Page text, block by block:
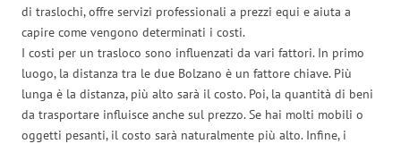
di traslochi, offre servizi professionali a prezzi equi e aiuta a
capire come vengono determinati i costi.
I costi per un trasloco sono influenzati da vari fattori. In primo
luogo, la distanza tra le due Bolzano è un fattore chiave. Più
lunga è la distanza, più alto sarà il costo. Poi, la quantità di beni
da trasportare influisce anche sul prezzo. Se hai molti mobili o
oggetti pesanti, il costo sarà naturalmente più alto. Infine, i